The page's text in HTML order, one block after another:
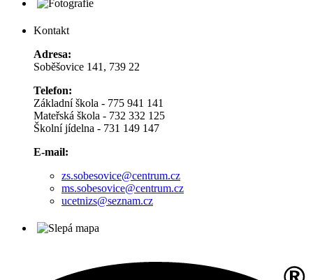
Kontakt
Adresa:
Soběšovice 141, 739 22
Telefon:
Základní škola - 775 941 141
Mateřská škola - 732 332 125
Školní jídelna - 731 149 147
E-mail:
zs.sobesovice@centrum.cz
ms.sobesovice@centrum.cz
ucetnizs@seznam.cz